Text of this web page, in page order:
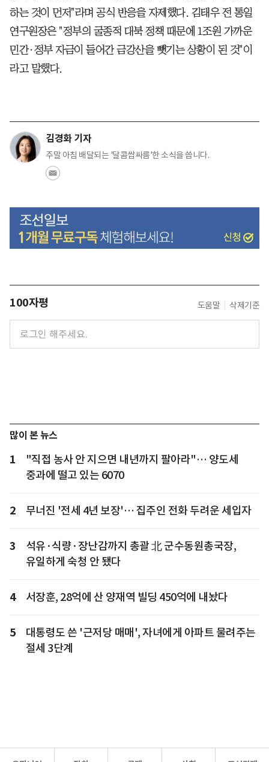
하는 것이 먼저"라며 공식 반응을 자제했다. 김태우 전 통일
연구원장은 "정부의 굴종적 대북 정책 때문에 1조원 가까운
민간·정부 자금이 들어간 금강산을 뺏기는 상황이 된 것"이
라고 말했다.
김경화 기자
주말 아침 배달되는 '달콤쌉싸름'한 소식을 씁니다.
100자평 도움말 삭제기준
많이 본 뉴스
1
"직접 농사 안 지으면 내년까지 팔아라"… 양도세
중과에 떨고 있는 6070
2 무너진 '전세 4년 보장'… 집주인 전화 두려운 세입자
3
석유·식량·장난감까지 총괄 北 군수동원총국장,
유일하게 숙청 안 됐다
4 서장훈, 28억에 산 양재역 빌딩 450억에 내놨다
5
대통령도 쓴 '근저당 매매', 자녀에게 아파트 물려주는
절세 3단계